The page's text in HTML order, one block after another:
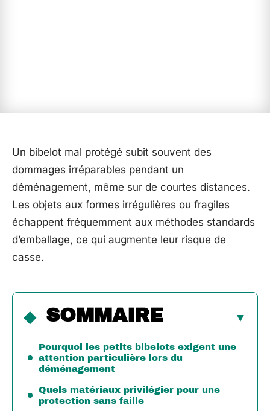
Un bibelot mal protégé subit souvent des
dommages irréparables pendant un
déménagement, même sur de courtes distances.
Les objets aux formes irrégulières ou fragiles
échappent fréquemment aux méthodes standards
d’emballage, ce qui augmente leur risque de
casse.
SOMMAIRE
Pourquoi les petits bibelots exigent une
attention particulière lors du
déménagement
Quels matériaux privilégier pour une
protection sans faille